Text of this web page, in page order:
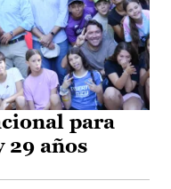
para
29 años